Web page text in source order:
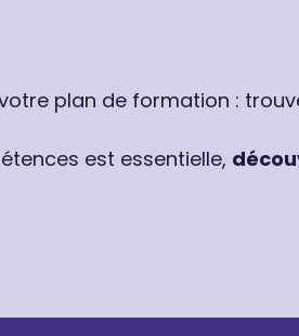
plan de formation :
est essentielle,